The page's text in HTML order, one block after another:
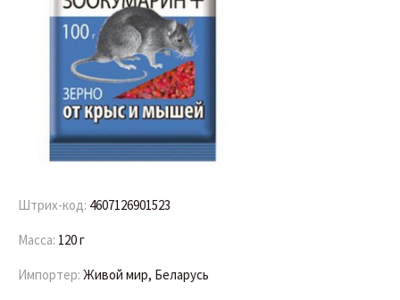
Штрих-код: 4607126901523
Масса: 120 г
Импортер: Живой мир, Беларусь